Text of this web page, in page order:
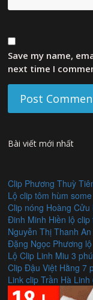
Save my name,
next time I
Bài viết mới nhất
Clip Phương Thuỳ
Lộ clip tôm hùm
Clip nóng Hoàng
Đinh Minh Hiền lộ
Nguyễn Thị Thanh
Đặng Ngọc Phương
Lộ Clip Linh Miu 3
Clip Đậu Việt Hằng 7
Link clip Trần Hà